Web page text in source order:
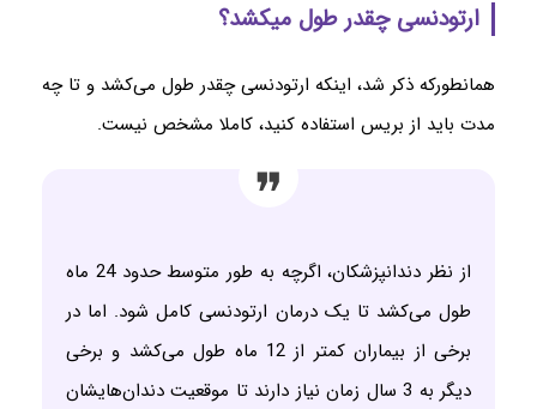
ارتودنسی چقدر طول میکشد؟
همانطورکه ذکر شد، اینکه ارتودنسی چقدر طول می‌کشد و تا چه
مدت باید از بریس استفاده کنید، کاملا مشخص نیست.
از نظر دندانپزشکان، اگرچه به طور متوسط ​​حدود 24 ماه
طول می‌کشد تا یک درمان ارتودنسی کامل شود. اما در
برخی از بیماران کمتر از 12 ماه طول می‌کشد و برخی
دیگر به 3 سال زمان نیاز دارند تا موقعیت دندان‌هایشان